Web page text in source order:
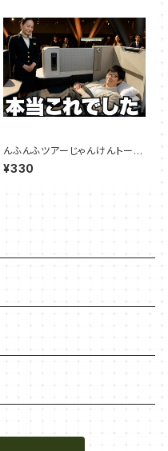
んふんふツアーじゃんけんトーク
総集編
¥330